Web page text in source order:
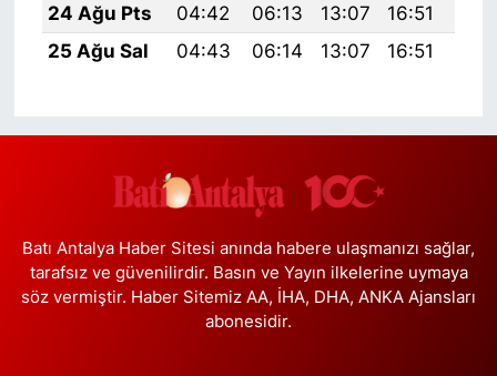
24 Ağu Pts
04:42 06:13 13:07 16:51
25 Ağu Sal
04:43 06:14 13:07 16:51
Batı Antalya Haber Sitesi anında habere ulaşmanızı sağlar,
tarafsız ve güvenilirdir. Basın ve Yayın ilkelerine uymaya
söz vermiştir. Haber Sitemiz AA, İHA, DHA, ANKA Ajansları
abonesidir.